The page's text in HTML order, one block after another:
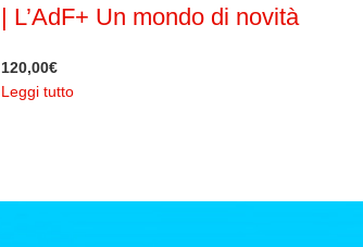
| L’AdF+ Un mondo di novità
120,00€
Leggi tutto